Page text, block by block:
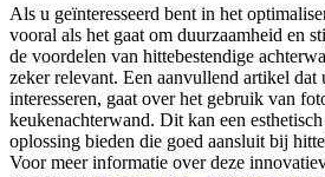
Als u geïnteresseerd bent in het
vooral als het gaat om duurzaamheid en
de voordelen van hittebestendige
zeker relevant. Een aanvullend artikel dat
interesseren, gaat over het gebruik van
keukenachterwand. Dit kan een
oplossing bieden die goed aansluit bij
Voor meer informatie over deze